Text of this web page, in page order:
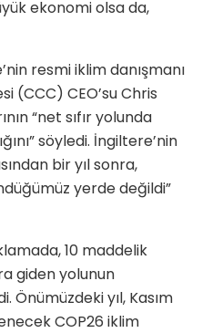
ekonomi olsa da,
resmi iklim danışmanı
(CCC) CEO’su Chris
“net sıfır yolunda
söyledi. İngiltere’nin
bir yıl sonra,
yerde değildi”
10 maddelik
giden yolunun
Önümüzdeki yıl, Kasım
COP26 iklim